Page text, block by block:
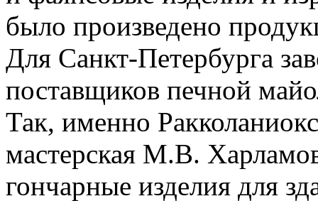
было произведено
Для Санкт-Петербурга
поставщиков печной
Так, именно
мастерская М.В.
гончарные изделия для